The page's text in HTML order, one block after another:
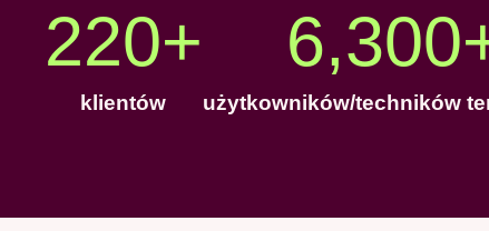
klientów
220+
użytkowników/techników
6,300